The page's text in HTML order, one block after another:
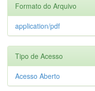
Formato do Arquivo
application/pdf
Tipo de Acesso
Acesso Aberto